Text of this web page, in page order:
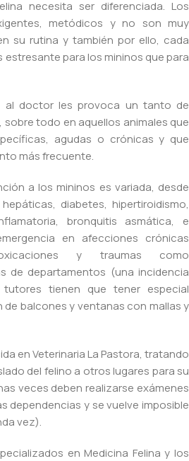
necesita ser diferenciada. Los
metódicos y no son muy
su rutina y también por ello, cada
estresante para los mininos que para
al doctor les provoca un tanto de
todo en aquellos animales que
agudas o crónicas y que
más frecuente.
a los mininos es variada, desde
diabetes, hipertiroidismo,
bronquitis asmática, e
en afecciones crónicas
y traumas como
de departamentos (una incidencia
tienen que tener especial
balcones y ventanas con mallas y
en Veterinaria La Pastora, tratando
del felino a otros lugares para su
veces deben realizarse exámenes
dependencias y se vuelve imposible
vez).
en Medicina Felina y los